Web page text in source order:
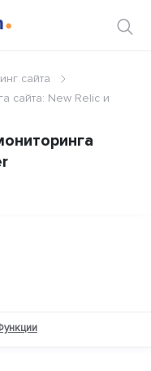
сайта
сайта: New Relic и